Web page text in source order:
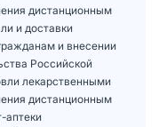
дистанционным
и доставки
и внесении
Российской
лекарственными
дистанционным
аптеки